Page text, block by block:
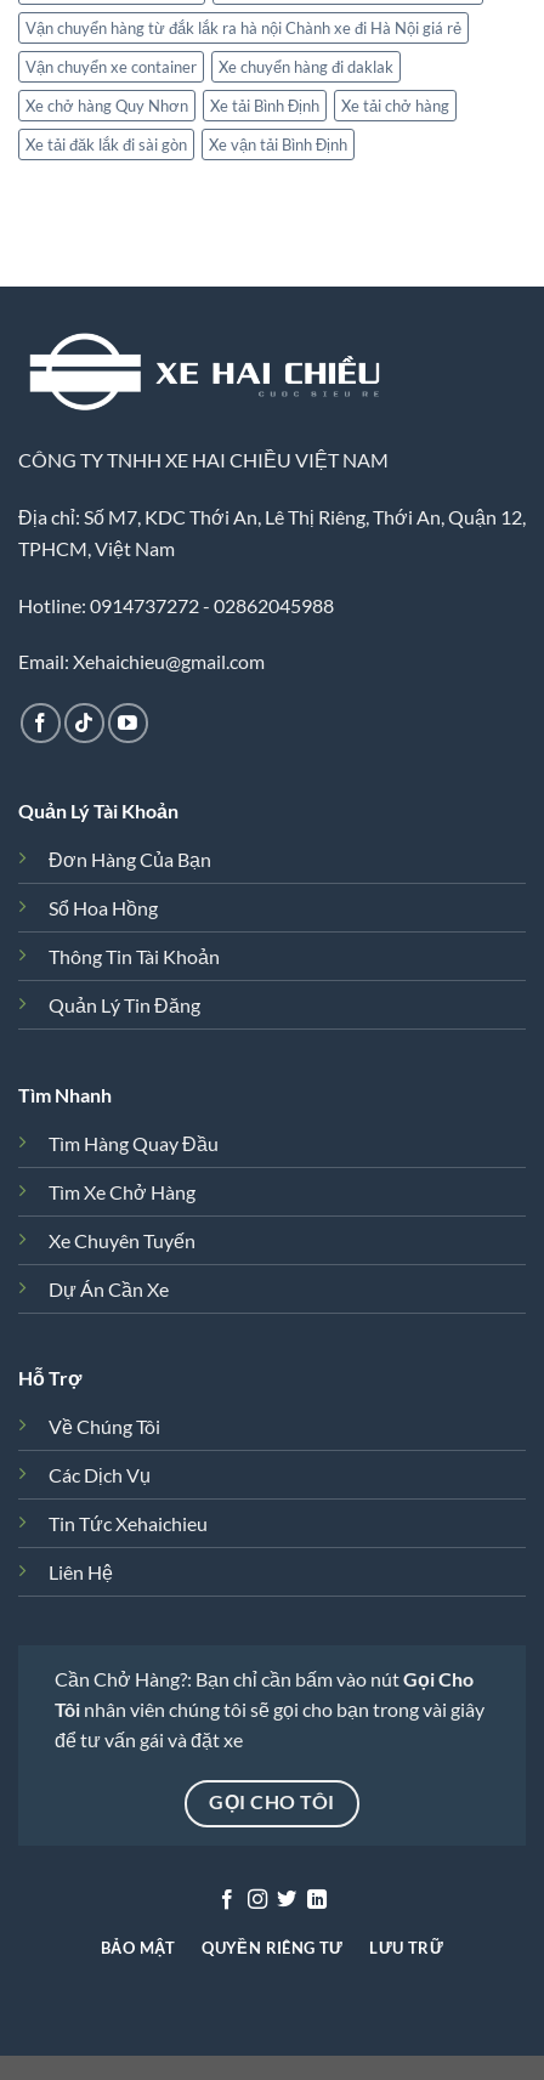
Vận chuyển hàng từ đắk lắk ra hà nội Chành xe đi Hà Nội giá rẻ
Vận chuyển xe container
Xe chuyển hàng đi daklak
Xe chở hàng Quy Nhơn
Xe tải Bình Định
Xe tải chở hàng
Xe tải đăk lắk đi sài gòn
Xe vận tải Bình Định
CÔNG TY TNHH XE HAI CHIỀU VIỆT NAM
Địa chỉ: Số M7, KDC Thới An, Lê Thị Riêng, Thới An, Quận 12,
TPHCM, Việt Nam
Hotline: 0914737272 - 02862045988
Email: Xehaichieu@gmail.com
Quản Lý Tài Khoản
Đơn Hàng Của Bạn
Sổ Hoa Hồng
Thông Tin Tài Khoản
Quản Lý Tin Đăng
Tìm Nhanh
Tìm Hàng Quay Đầu
Tìm Xe Chở Hàng
Xe Chuyên Tuyến
Dự Án Cần Xe
Hỗ Trợ
Về Chúng Tôi
Các Dịch Vụ
Tin Tức Xehaichieu
Liên Hệ
Cần Chở Hàng?: Bạn chỉ cần bấm vào nútGọi Cho
Tôi nhân viên chúng tôi sẽ gọi cho bạn trong vài giây
để tư vấn gái và đặt xe
GỌI CHO TÔI
BẢO MẬT QUYỀN RIÊNG TƯ LƯU TRỮ